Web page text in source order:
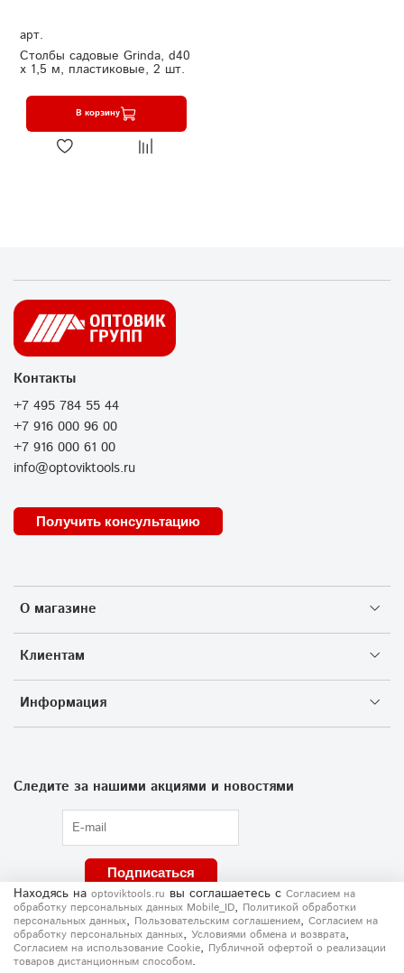
арт.
Столбы садовые Grinda, d40
х 1,5 м, пластиковые, 2 шт.
В корзину
О магазине
Клиентам
Информация
Контакты
+7 495 784 55 44
+7 916 000 96 00
+7 916 000 61 00
info@optoviktools.ru
Получить консультацию
Следите за нашими акциями и новостями
Подписаться
Находясь на optoviktools.ru вы соглашаетесь с Согласием на
обработку персональных данных Mobile_ID, Политикой обработки
персональных данных, Пользовательским соглашением, Согласием на
обработку персональных данных, Условиями обмена и возврата,
Согласием на использование Сookie, Публичной офертой о реализации
товаров дистанционным способом.